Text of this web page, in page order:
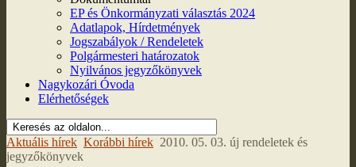
EP és Önkormányzati választás 2024
Adatlapok, Hírdetmények
Jogszabályok / Rendeletek
Polgármesteri határozatok
Nyilvános jegyzőkönyvek
Nagykozári Óvoda
Elérhetőségek
Aktuális hírek Korábbi hírek 2010. 05. 03. új rendeletek és
jegyzőkönyvek